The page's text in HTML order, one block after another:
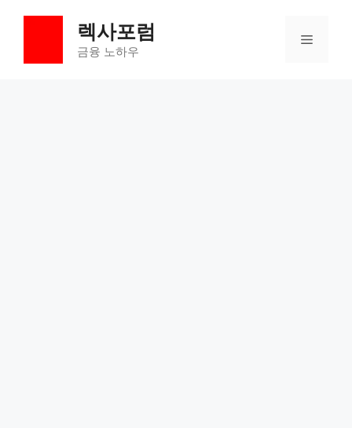
렉사포럼
금융 노하우
메